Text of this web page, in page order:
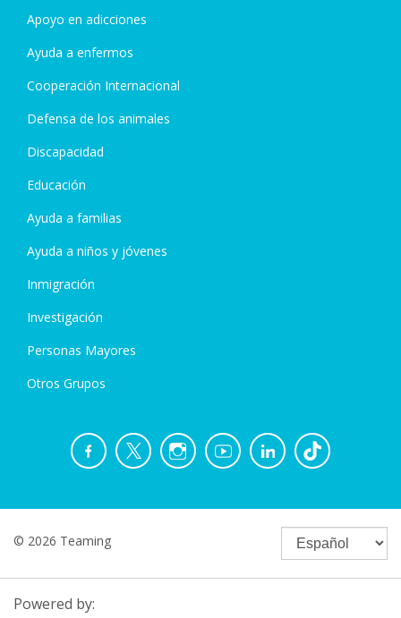
Apoyo en adicciones
Ayuda a enfermos
Cooperación Internacional
Defensa de los animales
Discapacidad
Educación
Ayuda a familias
Ayuda a niños y jóvenes
Inmigración
Investigación
Personas Mayores
Otros Grupos
© 2026 Teaming
Powered by: